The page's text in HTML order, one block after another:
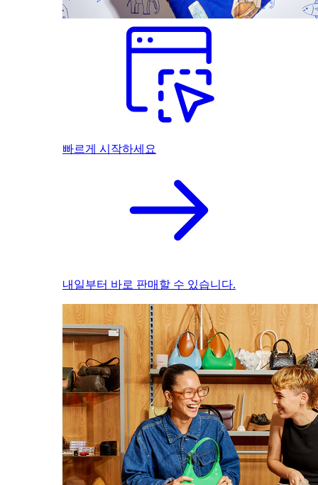
빠르게 시작하세요
내일부터 바로 판매할 수 있습니다.